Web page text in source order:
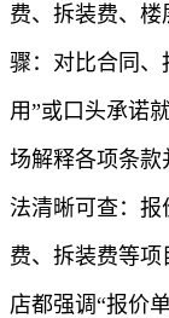
费、拆装费、
骤：对比合同、
用”或口头承诺
场解释各项条
法清晰可查：
费、拆装费等项
店都强调“报价